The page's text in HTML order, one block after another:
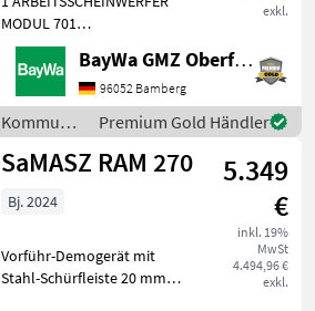
exkl.
MODUL 701
AUFSTIEGSLEITER A
DUPLEX VA1 ELEKTRISCHE
STREUBILDVERSTELLUNG
(ESB)1 ELEKTRISCHE
STREUKONTROLLE (ESK)1
ERSTMONTAGE AM
FAHRZEUG1 KUPPL
BayWa GMZ Oberfranken
96052 Bamberg
Kommunalgeräte
/
Kugelmann
Premium Gold Händler
SaMASZ RAM 270
5.349
€
inkl. 19%
MwSt
4.494,96 €
exkl.
Bj. 2024
Vorführ-Demogerät mit
Stahl-Schürfleiste 20 mm